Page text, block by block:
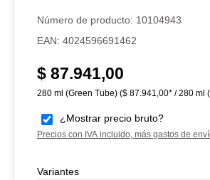
Número de producto: 10104943
EAN: 4024596691462
Precio normal:
$ 87.941,00
280 ml (Green Tube) ($ 87.941,00* / 280 ml
¿Mostrar precio bruto?
Precios con IVA incluido, más gastos de
Variantes